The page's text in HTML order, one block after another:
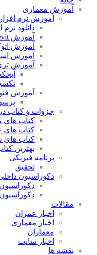
معماری
آموزش نرم افزارهای
دانلود نرم افزار
آموزش Revit
آموزش اتوکد Auto CAD
آموزش اسکیس ،
آموزش تری دی
آبجکت
تکسچر
آموزش فتوشاپ
پرسوناژ
جزوات و کتاب درسی
کتاب های معماری
کتاب های عمران
کتاب های نایاب
بهترین کتاب های
برنامه فیزیکی
تحقیق
دکوراسیون داخلی و
دکوراسیون داخلی
دکوراسیون خارجی
اخبار عمران
اخبار معماری
معماران
اخبار سایت
ها